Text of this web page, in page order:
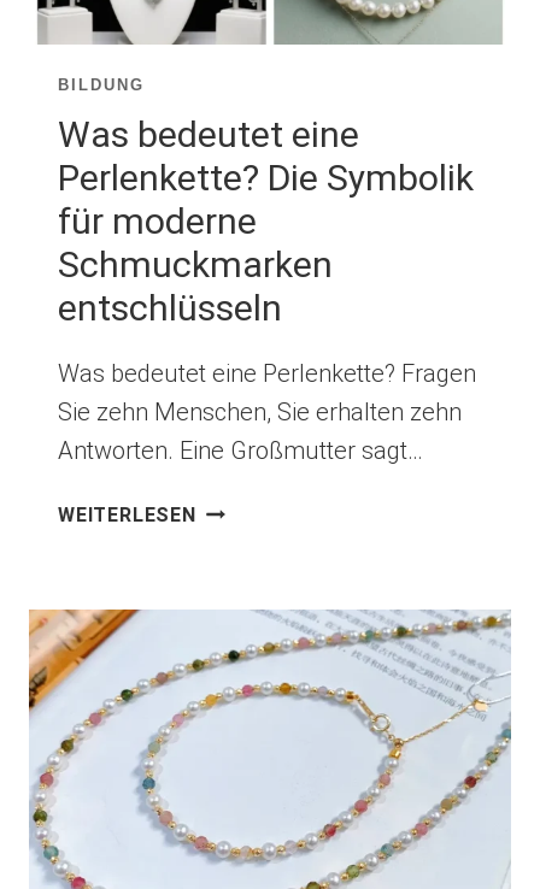
E CH
ANCE!
BILDUNG
Was bedeutet eine
Perlenkette? Die Symbolik
für moderne
Schmuckmarken
entschlüsseln
Was bedeutet eine Perlenkette? Fragen
Sie zehn Menschen, Sie erhalten zehn
Antworten. Eine Großmutter sagt…
WEITERLESENWAS
SYMBOLIK
FÜR
MODERNE
SCHMUCKMARKEN